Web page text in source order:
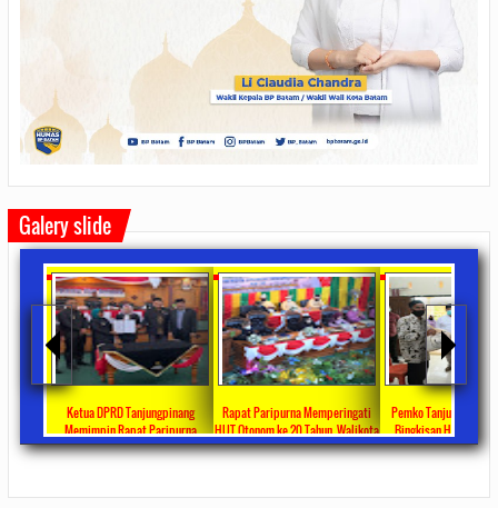
Galery slide
Ketua DPRD Tanjungpinang
Memimpin Rapat Paripurna
Pengesahan Ranperda Perubahan
Rapat Paripurna Memperingati
HUT Otonom ke 20 Tahun, Walikota
Rahma Paparkan Capaian
Pemko Tanjung
Bingkisan Hari Raya
Untuk Masyarakat